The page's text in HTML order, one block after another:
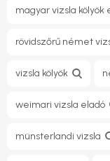
magyar vizsla kölyök
rövidszőrű német
vizsla kölyök
weimari vizsla eladó
münsterlandi vizsla